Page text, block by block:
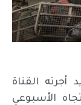
القناة
الأسبوعي